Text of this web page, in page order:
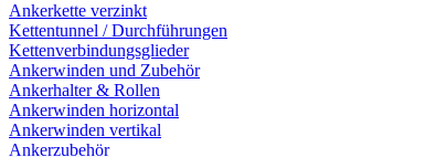
Ankerkette verzinkt
Kettentunnel / Durchführungen
Kettenverbindungsglieder
Ankerwinden und Zubehör
Ankerhalter & Rollen
Ankerwinden horizontal
Ankerwinden vertikal
Ankerzubehör